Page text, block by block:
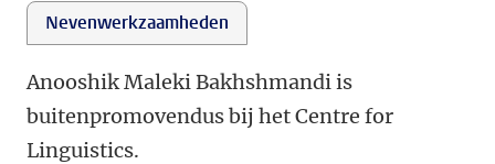
Nevenwerkzaamheden
Anooshik Maleki Bakhshmandi is
buitenpromovendus bij het Centre for
Linguistics.